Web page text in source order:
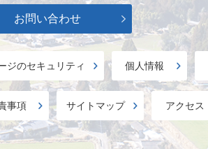
お問い合わせ
ジのセキュリティ 個人情報
事項 サイトマップ アクセス